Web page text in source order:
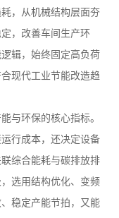
，从机械结构层面夯
，改善车间生产环
辑，始终固定高负荷
现代工业节能改造趋
与环保的核心指标。
行成本，还决定设备
综合能耗与碳排放排
选用结构优化、变频
稳定产能节拍，又能